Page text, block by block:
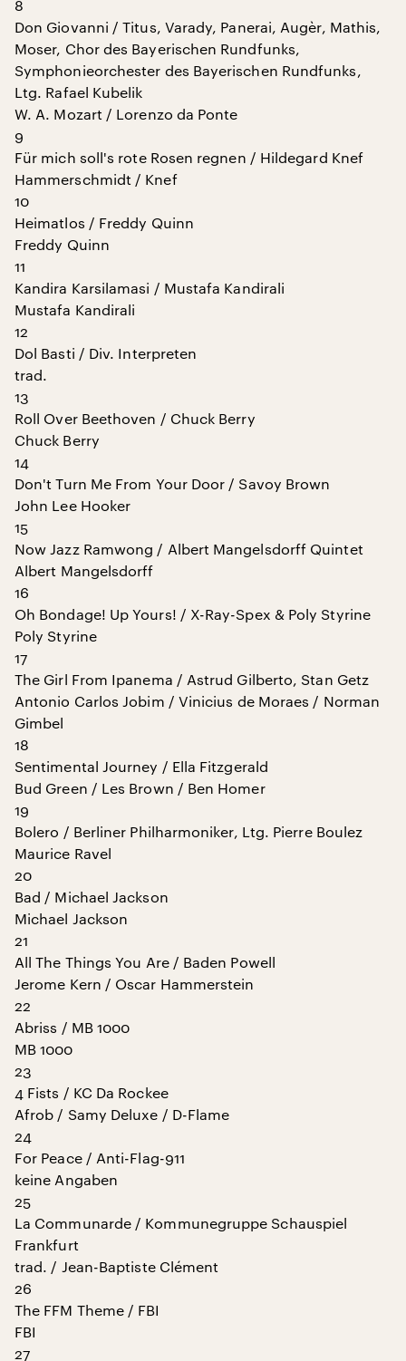
8
Don Giovanni / Titus, Varady, Panerai, Augèr, Mathis,
Moser, Chor des Bayerischen Rundfunks,
Symphonieorchester des Bayerischen Rundfunks,
Ltg. Rafael Kubelik
W. A. Mozart / Lorenzo da Ponte
9
Für mich soll's rote Rosen regnen / Hildegard Knef
Hammerschmidt / Knef
10
Heimatlos / Freddy Quinn
Freddy Quinn
11
Kandira Karsilamasi / Mustafa Kandirali
Mustafa Kandirali
12
Dol Basti / Div. Interpreten
trad.
13
Roll Over Beethoven / Chuck Berry
Chuck Berry
14
Don't Turn Me From Your Door / Savoy Brown
John Lee Hooker
15
Now Jazz Ramwong / Albert Mangelsdorff Quintet
Albert Mangelsdorff
16
Oh Bondage! Up Yours! / X-Ray-Spex & Poly Styrine
Poly Styrine
17
The Girl From Ipanema / Astrud Gilberto, Stan Getz
Antonio Carlos Jobim / Vinicius de Moraes / Norman
Gimbel
18
Sentimental Journey / Ella Fitzgerald
Bud Green / Les Brown / Ben Homer
19
Bolero / Berliner Philharmoniker, Ltg. Pierre Boulez
Maurice Ravel
20
Bad / Michael Jackson
Michael Jackson
21
All The Things You Are / Baden Powell
Jerome Kern / Oscar Hammerstein
22
Abriss / MB 1000
MB 1000
23
4 Fists / KC Da Rockee
Afrob / Samy Deluxe / D-Flame
24
For Peace / Anti-Flag-911
keine Angaben
25
La Communarde / Kommunegruppe Schauspiel
Frankfurt
trad. / Jean-Baptiste Clément
26
The FFM Theme / FBI
FBI
27